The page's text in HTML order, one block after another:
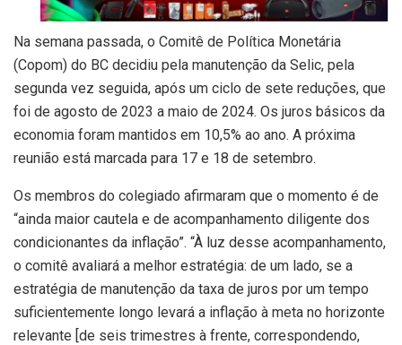
Na semana passada, o Comitê de Política Monetária
(Copom) do BC decidiu pela manutenção da Selic, pela
segunda vez seguida, após um ciclo de sete reduções, que
foi de agosto de 2023 a maio de 2024. Os juros básicos da
economia foram mantidos em 10,5% ao ano. A próxima
reunião está marcada para 17 e 18 de setembro.
Os membros do colegiado afirmaram que o momento é de
“ainda maior cautela e de acompanhamento diligente dos
condicionantes da inflação”. “À luz desse acompanhamento,
o comitê avaliará a melhor estratégia: de um lado, se a
estratégia de manutenção da taxa de juros por um tempo
suficientemente longo levará a inflação à meta no horizonte
relevante [de seis trimestres à frente, correspondendo,